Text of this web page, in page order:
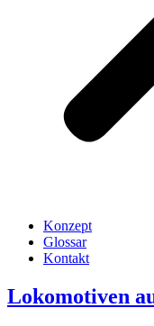
Konzept
Glossar
Kontakt
Lokomotiven